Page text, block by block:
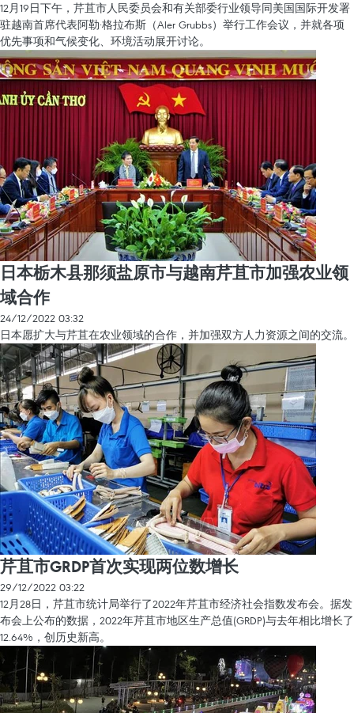
12月19日下午，芹苴市人民委员会和有关部委行业领导同美国国际开发署
驻越南首席代表阿勒·格拉布斯（Aler Grubbs）举行工作会议，并就各项
优先事项和气候变化、环境活动展开讨论。
日本栃木县那须盐原市与越南芹苴市加强农业领
域合作
24/12/2022 03:32
日本愿扩大与芹苴在农业领域的合作，并加强双方人力资源之间的交流。
芹苴市GRDP首次实现两位数增长
29/12/2022 03:22
12月28日，芹苴市统计局举行了2022年芹苴市经济社会指数发布会。据发
布会上公布的数据，2022年芹苴市地区生产总值(GRDP)与去年相比增长了
12.64%，创历史新高。